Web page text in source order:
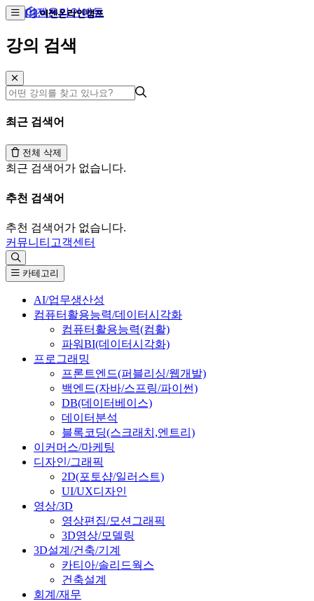
이젠온라인에듀
강의 검색
최근 검색어
전체 삭제
최근 검색어가 없습니다.
추천 검색어
추천 검색어가 없습니다.
커뮤니티 고객센터
카테고리
AI/업무생산성
컴퓨터활용능력/데이터시각화
컴퓨터활용능력(컴활)
파워BI(데이터시각화)
프로그래밍
프론트엔드(퍼블리싱/웹개발)
백엔드(자바/스프링/파이썬)
DB(데이터베이스)
데이터분석
블록코딩(스크래치,엔트리)
이커머스/마케팅
디자인/그래픽
2D(포토샵/일러스트)
UI/UX디자인
영상/3D
영상편집/모션그래픽
3D영상/모델링
3D설계/건축/기계
카티아/솔리드웍스
건축설계
회계/재무